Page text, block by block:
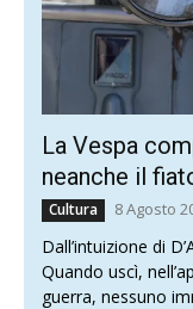
La Vespa
neanche il
Cultura 8 Agosto
Dall’intuizione di
Quando uscì,
guerra, nessuno